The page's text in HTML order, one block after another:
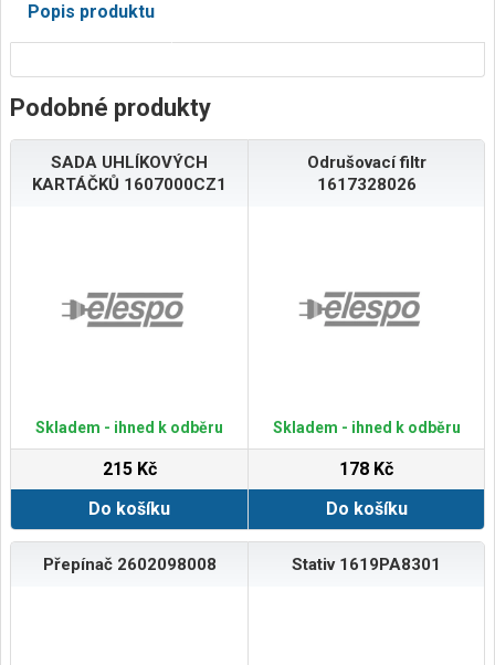
Popis produktu
Podobné produkty
SADA UHLÍKOVÝCH
KARTÁČKŮ 1607000CZ1
Skladem - ihned k odběru
215 Kč
Do košíku
Odrušovací filtr
1617328026
Skladem - ihned k odběru
178 Kč
Do košíku
Přepínač 2602098008 Stativ 1619PA8301